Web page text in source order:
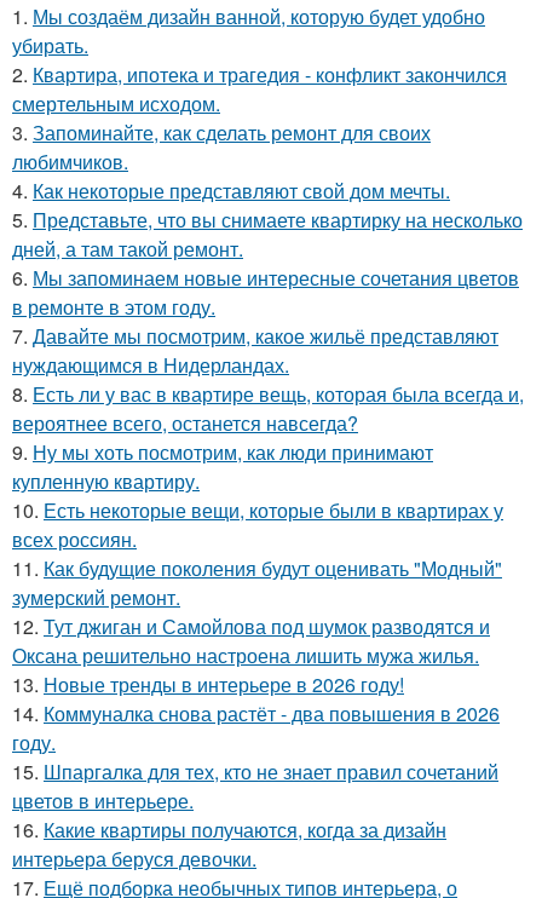
1. Мы создаём дизайн ванной, которую будет удобно
убирать.
2. Квартира, ипотека и трагедия - конфликт закончился
смертельным исходом.
3. Запоминайте, как сделать ремонт для своих
любимчиков.
4. Как некоторые представляют свой дом мечты.
5. Представьте, что вы снимаете квартирку на несколько
дней, а там такой ремонт.
6. Мы запоминаем новые интересные сочетания цветов
в ремонте в этом году.
7. Давайте мы посмотрим, какое жильё представляют
нуждающимся в Нидерландах.
8. Есть ли у вас в квартире вещь, которая была всегда и,
вероятнее всего, останется навсегда?
9. Ну мы хоть посмотрим, как люди принимают
купленную квартиру.
10. Есть некоторые вещи, которые были в квартирах у
всех россиян.
11. Как будущие поколения будут оценивать "Модный"
зумерский ремонт.
12. Тут джиган и Самойлова под шумок разводятся и
Оксана решительно настроена лишить мужа жилья.
13. Новые тренды в интерьере в 2026 году!
14. Коммуналка снова растёт - два повышения в 2026
году.
15. Шпаргалка для тех, кто не знает правил сочетаний
цветов в интерьере.
16. Какие квартиры получаются, когда за дизайн
интерьера беруся девочки.
17. Ещё подборка необычных типов интерьера, о